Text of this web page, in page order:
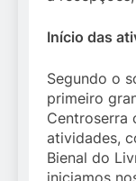
Início das
Segundo o
primeiro
Centroserra
atividades,
Bienal do
iniciamos